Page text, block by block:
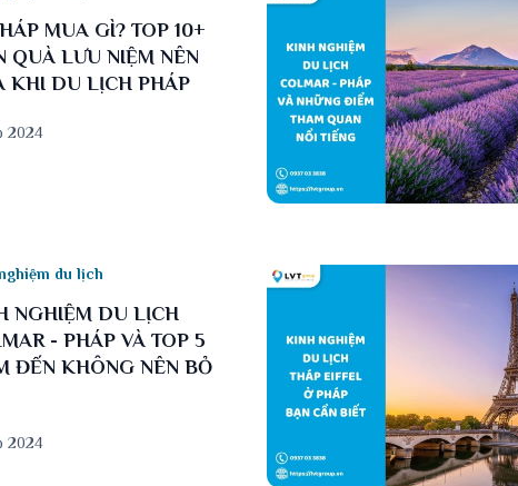
MUA GÌ? TOP 10+
QUÀ LƯU NIỆM NÊN
KHI DU LỊCH PHÁP
2024
du lịch
NGHIỆM DU LỊCH
- PHÁP VÀ TOP 5
ĐẾN KHÔNG NÊN BỎ
2024